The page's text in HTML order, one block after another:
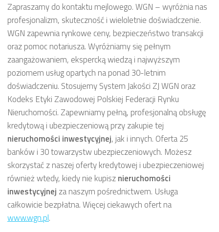
Zapraszamy do kontaktu mejlowego. WGN – wyróżnia nas
profesjonalizm, skuteczność i wieloletnie doświadczenie.
WGN zapewnia rynkowe ceny, bezpieczeństwo transakcji
oraz pomoc notariusza. Wyróżniamy się pełnym
zaangażowaniem, ekspercką wiedzą i najwyższym
poziomem usług opartych na ponad 30-letnim
doświadczeniu. Stosujemy System Jakości ZJ WGN oraz
Kodeks Etyki Zawodowej Polskiej Federacji Rynku
Nieruchomości. Zapewniamy pełną, profesjonalną obsługę
kredytową i ubezpieczeniową przy zakupie tej
nieruchomości inwestycyjnej, jak i innych. Oferta 25
banków i 30 towarzystw ubezpieczeniowych. Możesz
skorzystać z naszej oferty kredytowej i ubezpieczeniowej
również wtedy, kiedy nie kupisznieruchomości
inwestycyjnej za naszym pośrednictwem. Usługa
całkowicie bezpłatna. Więcej ciekawych ofert na
www.wgn.pl.